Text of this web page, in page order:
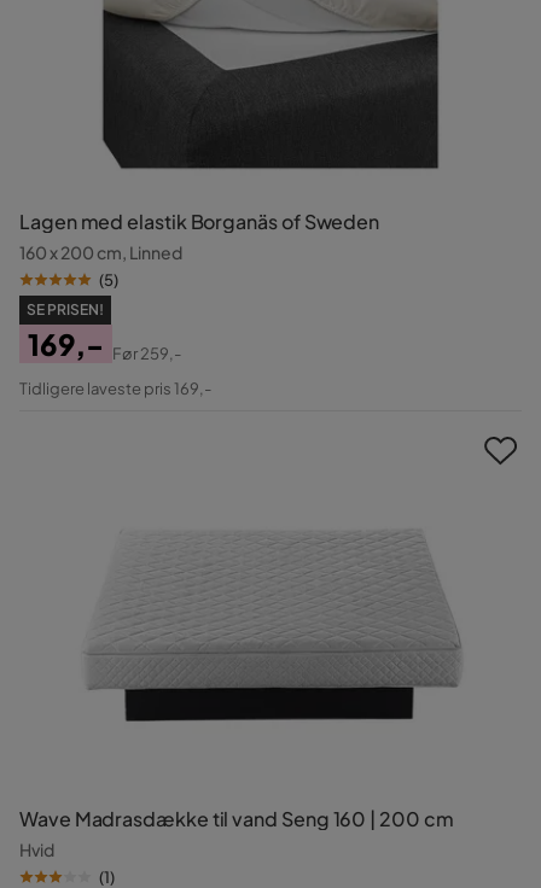
Lagen med elastik Borganäs of Sweden
160 x 200 cm, Linned
(5)
SE PRISEN!
Pris
169,-
Original
Før259,-
Tidligere laveste pris 169,-
Wave Madrasdække til vand Seng 160 | 200 cm
Hvid
(1)